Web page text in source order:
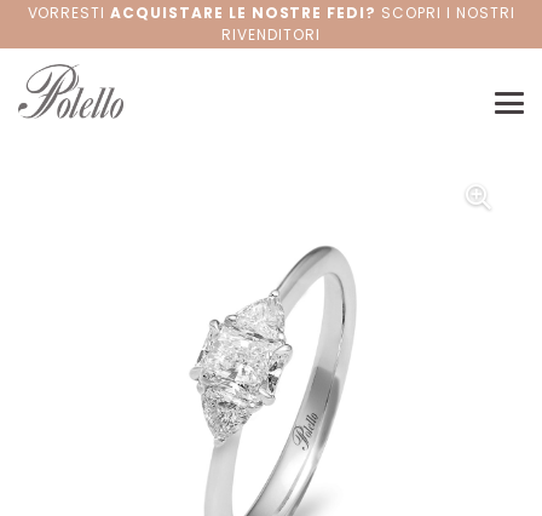
VORRESTIACQUISTARE LE NOSTRE FEDI? SCOPRI I NOSTRI
RIVENDITORI